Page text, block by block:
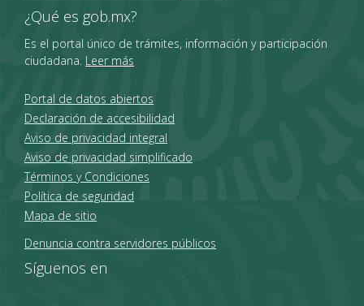
¿Qué es gob.mx?
Es el portal único de trámites, información y participación
ciudadana. Leer más
Portal de datos abiertos
Declaración de accesibilidad
Aviso de privacidad integral
Aviso de privacidad simplificado
Términos y Condiciones
Política de seguridad
Mapa de sitio
Denuncia contra servidores públicos
Síguenos en